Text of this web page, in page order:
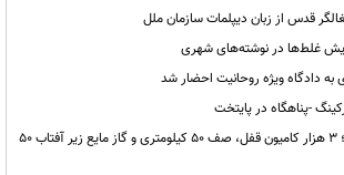
قدس از زبان دیپلمات سازمان ملل
غلط‌ها در نوشته‌های شهری
به دادگاه ویژه روحانیت احضار شد
-پناهگاه در پایتخت
ریمـدان در آستانه بحران؛ ۳ هزار کامیون قفل، صف ۵۰ کیلومتری و گاز مایع زیر آفتاب ۵۰